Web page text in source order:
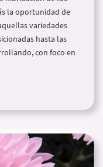
la oportunidad de
variedades
hasta las
con foco en